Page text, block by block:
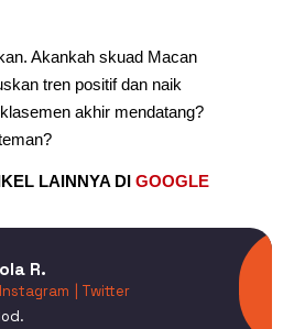
Akankah skuad Macan
tren positif dan naik
akhir mendatang?
LAINNYA DI GOOGLE
R.
| Instagram
| Twitter